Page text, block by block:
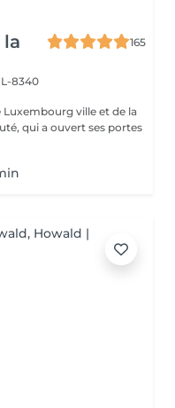
165
8340
ville et de la
qui a ouvert ses portes